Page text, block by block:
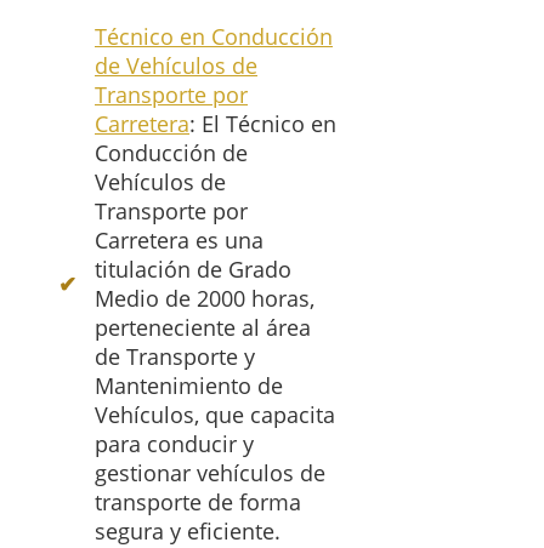
Técnico en Conducción
de Vehículos de
Transporte por
Carretera: El Técnico en
Conducción de
Vehículos de
Transporte por
Carretera es una
titulación de Grado
Medio de 2000 horas,
perteneciente al área
de Transporte y
Mantenimiento de
Vehículos, que capacita
para conducir y
gestionar vehículos de
transporte de forma
segura y eficiente.